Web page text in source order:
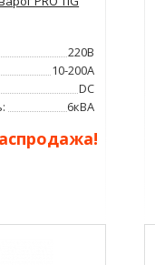
220В
10-200А
DC
6кВА